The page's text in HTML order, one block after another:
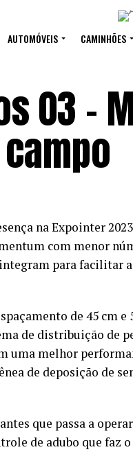
AUTOMÓVEIS CAMINHÕES
03 –
na Expointer
com menor
para facilitar
de 45 cm e
de distribuição de
uma melhor
de deposição de
que passa a
de adubo que faz